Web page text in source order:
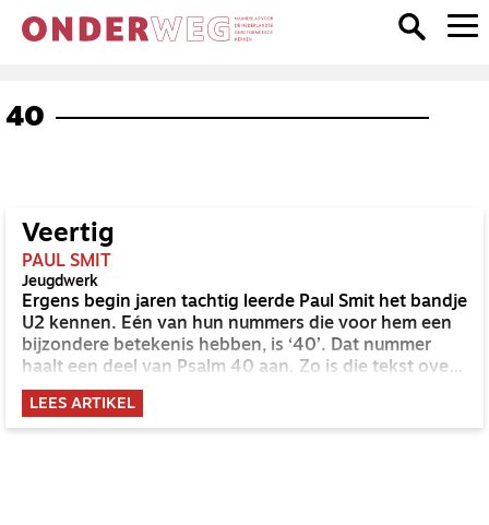
40
Veertig
PAUL SMIT
Jeugdwerk
Ergens begin jaren tachtig leerde Paul Smit het bandje
U2 kennen. Eén van hun nummers die voor hem een
bijzondere betekenis hebben, is ‘40’. Dat nummer
haalt een deel van Psalm 40 aan. Zo is die tekst over
bevrijding zijn geloofsverhaal binnengekomen. En dat
geloofsverhaal deelt hij graag met jongeren die
verlangen naar bevrijding.
LEES ARTIKEL